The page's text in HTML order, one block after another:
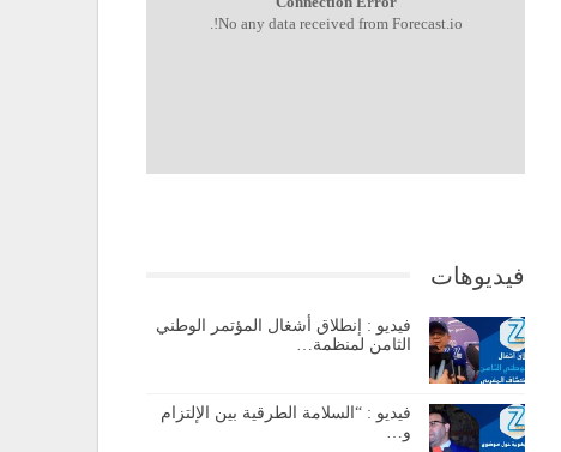
No any data received from Forecast.io!.
فيديوهات
فيديو : إنطلاق أشغال المؤتمر الوطني
الثامن لمنظمة…
فيديو : “السلامة الطرقية بين الإلتزام
و…